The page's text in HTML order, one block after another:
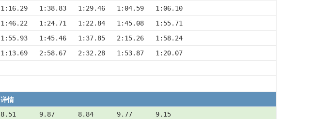
1:16.29   1:38.83   1:29.46   1:04.59   1:06.10
1:46.22   1:24.71   1:22.84   1:45.08   1:55.71
1:55.93   1:45.46   1:37.85   2:15.26   1:58.24
1:13.69   2:58.67   2:32.28   1:53.87   1:20.07
详情
8.51      9.87      8.84      9.77      9.15